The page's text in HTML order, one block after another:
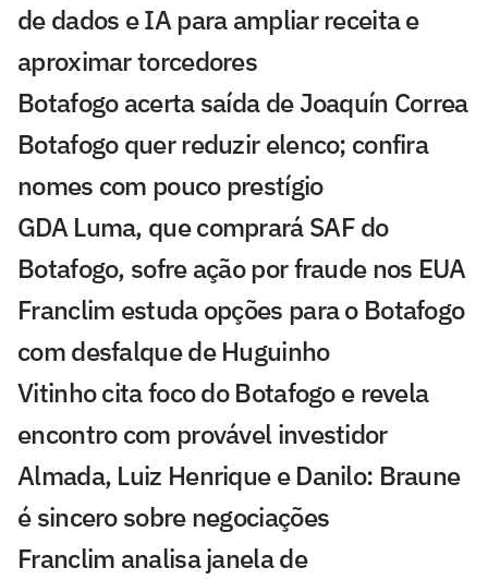
de dados e IA para ampliar receita e
aproximar torcedores
Botafogo acerta saída de Joaquín Correa
Botafogo quer reduzir elenco; confira
nomes com pouco prestígio
GDA Luma, que comprará SAF do
Botafogo, sofre ação por fraude nos EUA
Franclim estuda opções para o Botafogo
com desfalque de Huguinho
Vitinho cita foco do Botafogo e revela
encontro com provável investidor
Almada, Luiz Henrique e Danilo: Braune
é sincero sobre negociações
Franclim analisa janela de